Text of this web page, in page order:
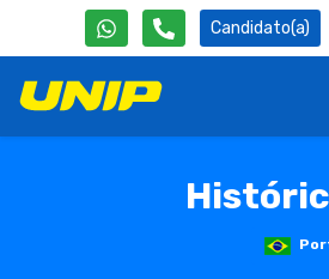
Candidato(a)